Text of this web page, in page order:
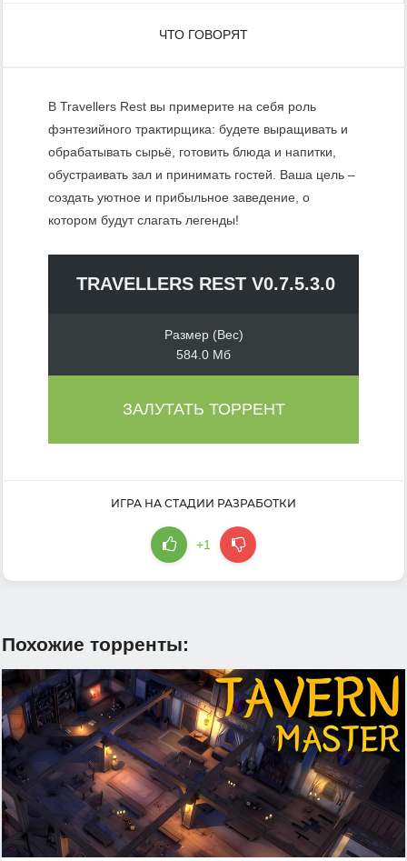
ЧТО ГОВОРЯТ
В Travellers Rest вы примерите на себя роль
фэнтезийного трактирщика: будете выращивать и
обрабатывать сырьё, готовить блюда и напитки,
обустраивать зал и принимать гостей. Ваша цель –
создать уютное и прибыльное заведение, о
котором будут слагать легенды!
TRAVELLERS REST V0.7.5.3.0
Размер (Вес)
584.0 Мб
ЗАЛУТАТЬ ТОРРЕНТ
ИГРА НА СТАДИИ РАЗРАБОТКИ
+1
Похожие торренты: